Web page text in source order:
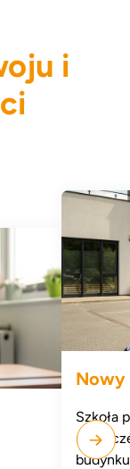
i
Nowy
Szkoła